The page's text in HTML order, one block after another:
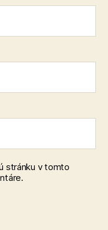
stránku v tomto